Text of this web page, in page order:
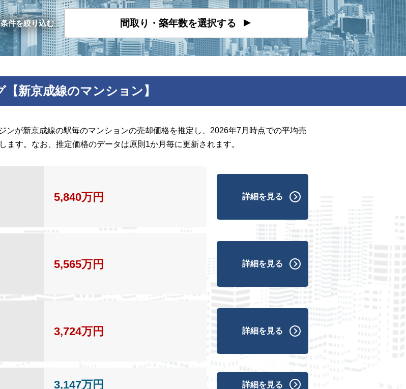
条件を絞り込む 間取り・築年数を選択する
新京成線のマンション】
ンが新京成線の駅毎のマンションの売却価格を推定し、2026年7月時点での平均売
す。なお、推定価格のデータは原則1か月毎に更新されます。
5,840万円 詳細を見る
5,565万円 詳細を見る
3,724万円 詳細を見る
3,147万円 詳細を見る